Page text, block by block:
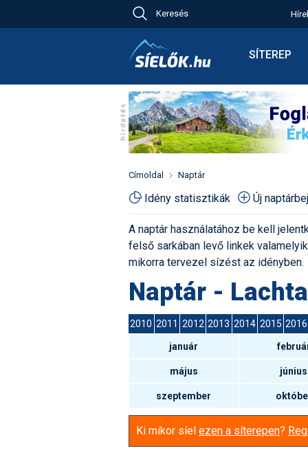
Keresés
SÍTEREP
Síbérletárak
Toplista
Havazás
Fotók
Címoldal Naptár
Idény statisztikák Új
A naptár használatához be kell
felső sarkában levő linkek
mikorra tervezel sízést az idényben.
Naptár -
2010 2011 2012 2013 2014 2015 2016
január
május június
szeptember
Ki mikor síel ezen a síterepen?